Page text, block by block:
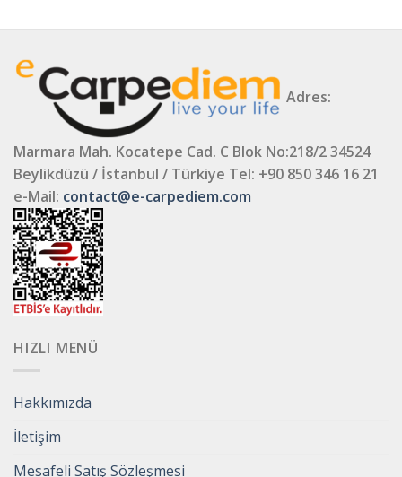
Adres:
Marmara Mah. Kocatepe Cad. C Blok No:218/2 34524
Beylikdüzü / İstanbul / Türkiye Tel: +90 850 346 16 21
e-Mail: contact@e-carpediem.com
HIZLI MENÜ
Hakkımızda
İletişim
Mesafeli Satış Sözleşmesi